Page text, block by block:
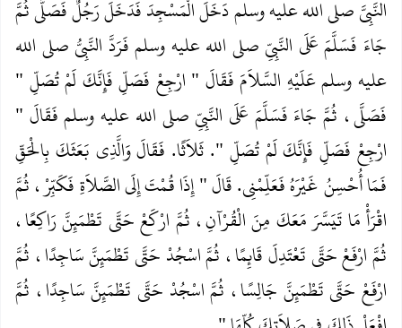
النَّبِيَّ صلى الله عليه وسلم دَخَلَ الْمَسْجِدَ فَدَخَلَ رَجُلٌ فَصَلَّى ثُمَّ
جَاءَ فَسَلَّمَ عَلَى النَّبِيِّ صلى الله عليه وسلم فَرَدَّ النَّبِيُّ صلى الله
عليه وسلم عَلَيْهِ السَّلاَمَ فَقَالَ ‏"‏ ارْجِعْ فَصَلِّ فَإِنَّكَ لَمْ تُصَلِّ ‏"‏
فَصَلَّى، ثُمَّ جَاءَ فَسَلَّمَ عَلَى النَّبِيِّ صلى الله عليه وسلم فَقَالَ ‏"‏
ارْجِعْ فَصَلِّ فَإِنَّكَ لَمْ تُصَلِّ ‏"‏‏.‏ ثَلاَثًا‏.‏ فَقَالَ وَالَّذِي بَعَثَكَ بِالْحَقِّ
فَمَا أُحْسِنُ غَيْرَهُ فَعَلِّمْنِي‏.‏ قَالَ ‏"‏ إِذَا قُمْتَ إِلَى الصَّلاَةِ فَكَبِّرْ، ثُمَّ
اقْرَأْ مَا تَيَسَّرَ مَعَكَ مِنَ الْقُرْآنِ، ثُمَّ ارْكَعْ حَتَّى تَطْمَئِنَّ رَاكِعًا،
ثُمَّ ارْفَعْ حَتَّى تَعْتَدِلَ قَائِمًا، ثُمَّ اسْجُدْ حَتَّى تَطْمَئِنَّ سَاجِدًا، ثُمَّ
ارْفَعْ حَتَّى تَطْمَئِنَّ جَالِسًا، ثُمَّ اسْجُدْ حَتَّى تَطْمَئِنَّ سَاجِدًا، ثُمَّ